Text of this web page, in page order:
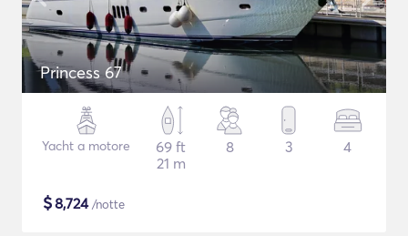
Princess 67
Yacht a motore
69 ft
21 m
8 3 4
$8,724/notte